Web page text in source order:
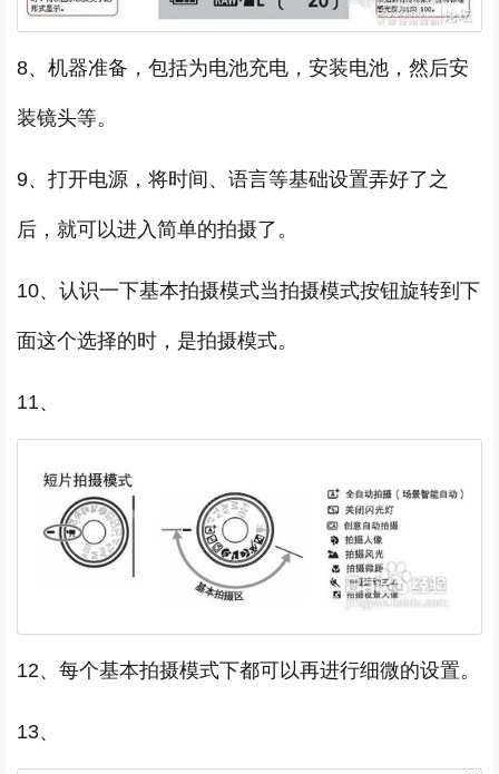
8、机器准备，包括为电池充电，安装电池，然后安
装镜头等。
9、打开电源，将时间、语言等基础设置弄好了之
后，就可以进入简单的拍摄了。
10、认识一下基本拍摄模式当拍摄模式按钮旋转到下
面这个选择的时，是拍摄模式。
11、
12、每个基本拍摄模式下都可以再进行细微的设置。
13、